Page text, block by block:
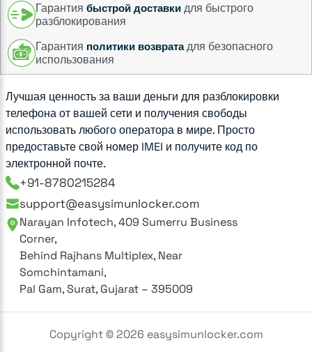
Гарантия быстрой доставки для быстрого
разблокирования
Гарантия политики возвратадля безопасного
использования
Лучшая ценность за ваши деньги для разблокировки
телефона от вашей сети и получения свободы
использовать любого оператора в мире. Просто
предоставьте свой номер IMEI и получите код по
электронной почте.
+91-8780215284
support@easysimunlocker.com
Narayan Infotech, 409 Sumerru Business
Corner,
Behind Rajhans Multiplex, Near
Somchintamani,
Pal Gam, Surat, Gujarat – 395009
Copyright ©2026 easysimunlocker.com